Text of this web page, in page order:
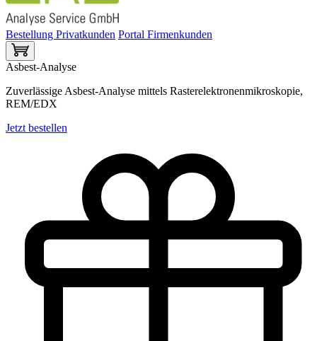
Bestellung Privatkunden Portal Firmenkunden
Asbest-Analyse
Zuverlässige Asbest-Analyse mittels Rasterelektronenmikroskopie,
REM/EDX
Jetzt bestellen